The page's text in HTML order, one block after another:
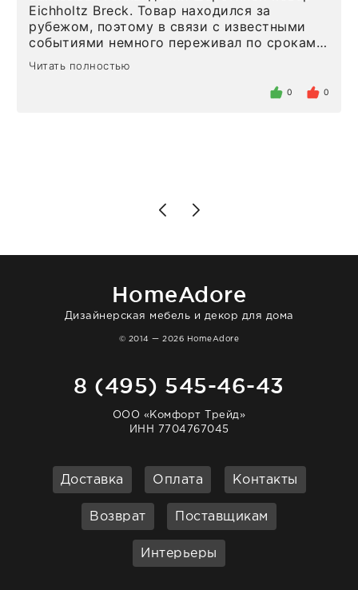
Eichholtz Breck. Товар находился за
рубежом, поэтому в связи с известными
событиями немного переживал по срокам.
Но homeadore привезли ровно в
определенное в договоре время, без
то качество выше всяких похвал. Выглядит
Читать полностью
0 0
HomeAdore
Дизайнерская мебель и декор для дома
© 2014 — 2026 HomeAdore
8 (495) 545-46-43
ООО «Комфорт Трейд»
ИНН 7704767045
Доставка Оплата Контакты
Возврат Поставщикам
Интерьеры